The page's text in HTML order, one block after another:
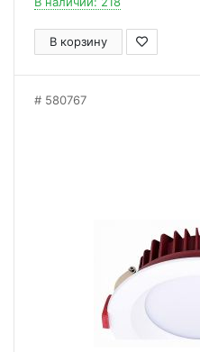
В корзину
580767